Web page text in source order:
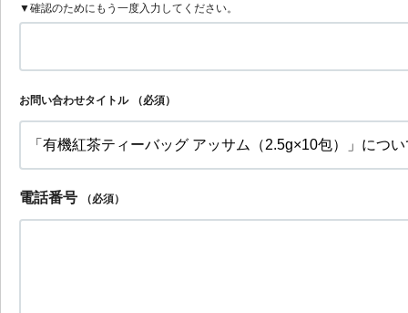
▼確認のためにもう一度入力してください。
お問い合わせタイトル （必須）
電話番号 （必須）